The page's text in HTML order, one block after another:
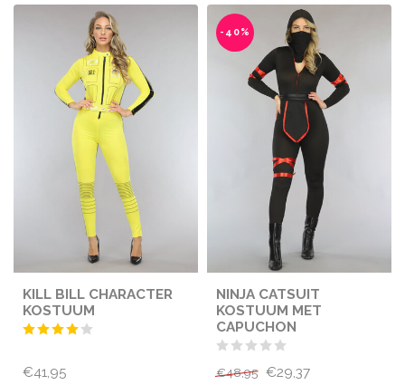
KILL BILL CHARACTER
KOSTUUM
€41,95
-40%
NINJA CATSUIT
KOSTUUM MET
CAPUCHON
€48,95 €29,37